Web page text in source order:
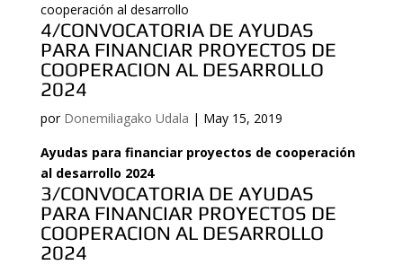
cooperación al desarrollo
4/CONVOCATORIA DE AYUDAS
PARA FINANCIAR PROYECTOS DE
COOPERACION AL DESARROLLO
2024
por Donemiliagako Udala | May 15, 2019
Ayudas para financiar proyectos de cooperación
al desarrollo 2024
3/CONVOCATORIA DE AYUDAS
PARA FINANCIAR PROYECTOS DE
COOPERACION AL DESARROLLO
2024